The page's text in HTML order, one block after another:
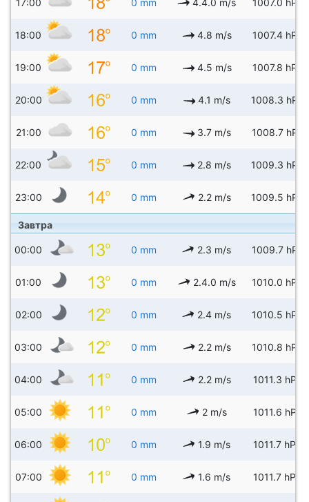
17:00 0 mm 4.4.0 m/s 1007.0 hPa
18:00 0 mm 4.8 m/s 1007.4 hPa
19:00 0 mm 4.5 m/s 1007.8 hPa
20:00 0 mm 4.1 m/s 1008.3 hPa
21:00 0 mm 3.7 m/s 1008.7 hPa
22:00 0 mm 2.8 m/s 1009.3 hPa
23:00 0 mm 2.2 m/s 1009.5 hPa
Завтра
00:00 0 mm 2.3 m/s 1009.7 hPa
01:00 0 mm 2.4.0 m/s 1010.0 hPa
02:00 0 mm 2.4 m/s 1010.5 hPa
03:00 0 mm 2.2 m/s 1010.8 hPa
04:00 0 mm 2.2 m/s 1011.3 hPa
05:00 0 mm 2 m/s 1011.6 hPa
06:00 0 mm 1.9 m/s 1011.7 hPa
07:00 0 mm 1.6 m/s 1011.7 hPa